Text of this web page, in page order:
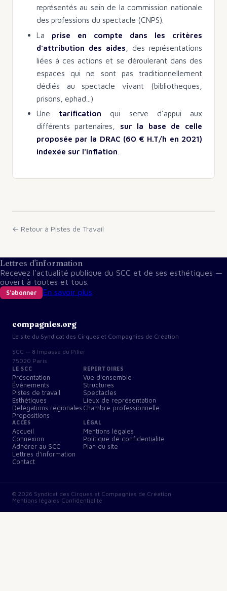
représentés au sein de la commission nationale
des professions du spectacle (CNPS).
La prise en compte dans les critères
d'attribution des aides , des représentations
liées à ces actions et se déroulerant dans des
espaces qui ne sont pas traditionnellement
dédiés au spectacle vivant (bibliotheques,
prisons, ephad...)
Une tarification qui serve d’appui aux
différents partenaires, sur la base de celle
proposée par la DRAC (60 € H.T/h en 2021)
indexée sur l'inflation
← Retour à Pistes de Travail
Lettres d'information
Recevez l'actualité publique du SCC et de ses esthétiques —
ouvert à toutes et tous.
S'abonner En savoir plus
compagnies.org
Le site du Syndicat des Cirques et Compagnies de Création
SCC — 8 Impasse du Pilier
75020 Paris
LE SCC
Présentation
Événements
Pistes de travail
Esthétiques
Délégations régionales
Propositions
RÉPERTOIRES
Vue d'ensemble
Structures
Spectacles
Lieux de représentation
Chambre professionnelle
ACCÈS
Accueil
Connexion
Adhérer au SCC
Lettres d'information
Contact
LÉGAL
Mentions légales
Politique de confidentialité
Plan du site
© 2026 Syndicat des Cirques et Compagnies de Création
Mentions légales Confidentialité